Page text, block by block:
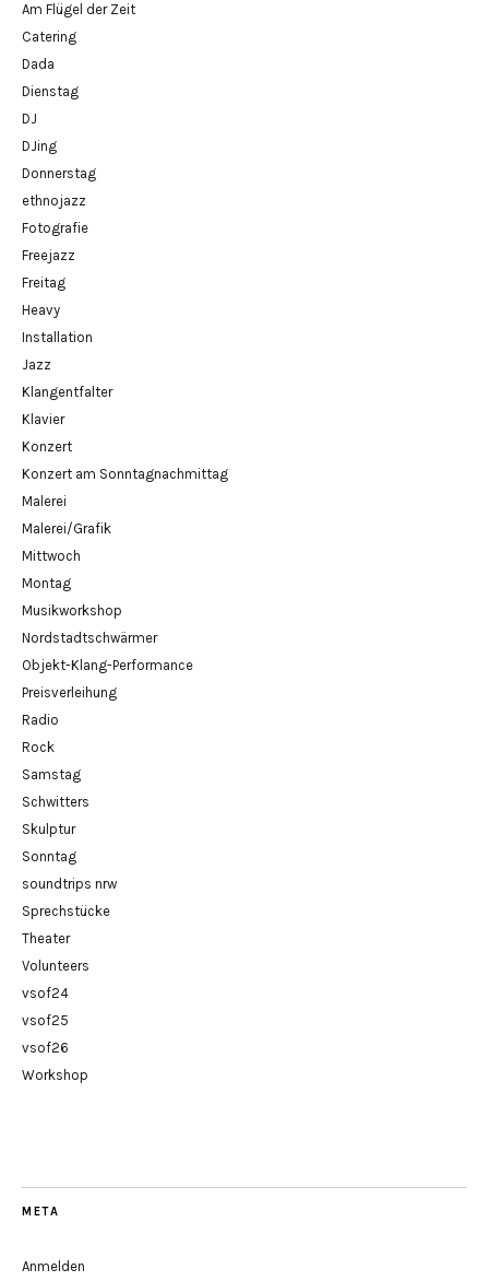
Am Flügel der Zeit
Catering
Dada
Dienstag
DJ
DJing
Donnerstag
ethnojazz
Fotografie
Freejazz
Freitag
Heavy
Installation
Jazz
Klangentfalter
Klavier
Konzert
Konzert am Sonntagnachmittag
Malerei
Malerei/Grafik
Mittwoch
Montag
Musikworkshop
Nordstadtschwärmer
Objekt-Klang-Performance
Preisverleihung
Radio
Rock
Samstag
Schwitters
Skulptur
Sonntag
soundtrips nrw
Sprechstücke
Theater
Volunteers
vsof24
vsof25
vsof26
Workshop
META
Anmelden